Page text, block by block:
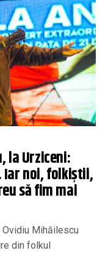
la Urziceni:
Iar noi, folkiștii,
să fim mai
Mihăilescu
din folkul